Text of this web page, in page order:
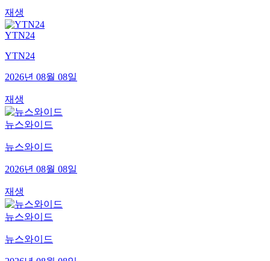
재생
YTN24
YTN24
2026년 08월 08일
재생
뉴스와이드
뉴스와이드
2026년 08월 08일
재생
뉴스와이드
뉴스와이드